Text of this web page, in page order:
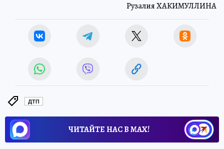
Рузалия ХАКИМУЛЛИНА
ДТП
ЧИТАЙТЕ НАС В МАХ!